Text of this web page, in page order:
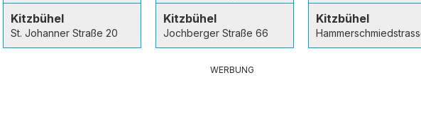
Kitzbühel
St. Johanner Straße 20
Kitzbühel
Jochberger Straße 66
Kitzbühel
WERBUNG